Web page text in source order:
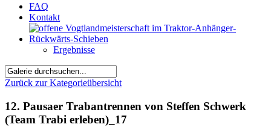
FAQ
Kontakt
Ergebnisse
Zurück zur Kategorieübersicht
12. Pausaer Trabantrennen von Steffen Schwerk
(Team Trabi erleben)_17